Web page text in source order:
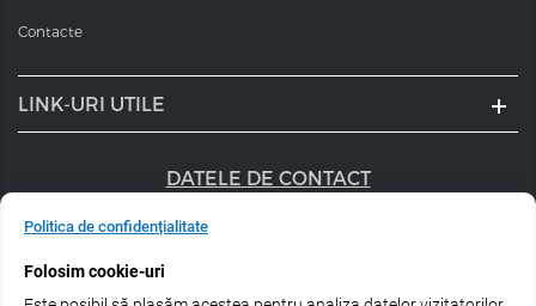
Contacte
LINK-URI UTILE
DATELE DE CONTACT
+40 747 056 359
Politica de confidențialitate
Folosim cookie-uri